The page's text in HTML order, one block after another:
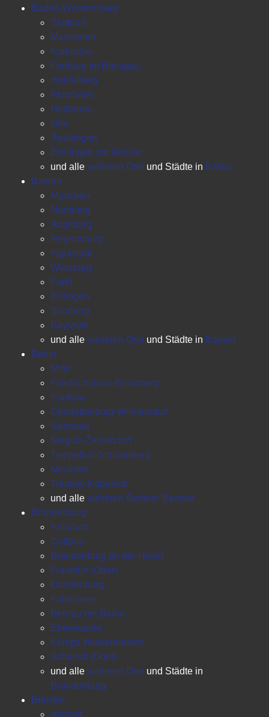
Baden-Würrtemberg
Stuttgart
Mannheim
Karlsruhe
Freiburg im Breisgau
Heidelberg
Pforzheim
Heilbronn
Ulm
Reutlingen
Esslingen am Neckar
und alle weiteren Orte und Städte in BaWü
Bayern
München
Nürnberg
Augsburg
Regensburg
Ingolstadt
Würzburg
Fürth
Erlangen
Bamberg
Bayreuth
und alle weiteren Orte und Städte in Bayern
Berlin
Mitte
Friedrichshain-Kreuzberg
Pankow
Charlottenburg-Wilmersdorf
Spandau
Steglitz-Zehlendorf
Tempelhof-Schöneberg
Neukölln
Treptow-Köpenick
und alle weiteren Berliner Bezirke
Brandenburg
Potsdam
Cottbus
Brandenburg an der Havel
Frankfurt (Oder)
Oranienburg
Falkensee
Bernau bei Berlin
Eberswalde
Königs Wusterhausen
Schwedt (Oder)
und alle weiteren Orte und Städte in
Brandenburg
Bremen
Altstadt